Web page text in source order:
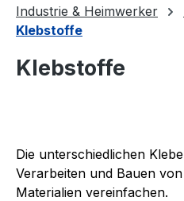
Industrie & Heimwerker
Klebstoffe
Klebstoffe
Die unterschiedlichen
Verarbeiten und Bauen
Materialien vereinfachen.